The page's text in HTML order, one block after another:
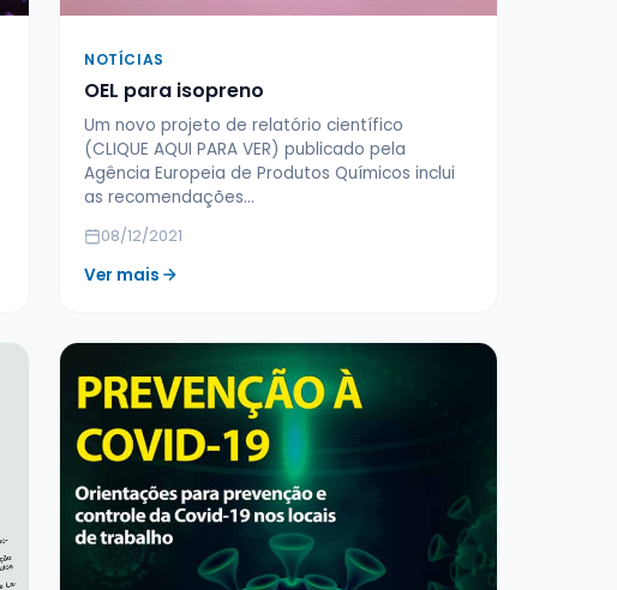
NOTÍCIAS
OEL para isopreno
Um novo projeto de relatório científico
(CLIQUE AQUI PARA VER) publicado pela
Agência Europeia de Produtos Químicos inclui
as recomendações…
08/12/2021
Ver mais